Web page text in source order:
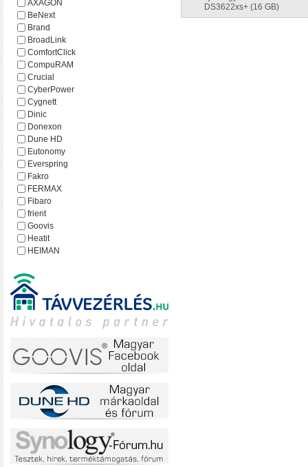
DS3622xs+ (16 GB)
AXAGON
BeNext
Brand
BroadLink
ComfortClick
CompuRAM
Crucial
CyberPower
Cygnett
Dinic
Donexon
Dune HD
Eutonomy
Everspring
Fakro
FERMAX
Fibaro
frient
Goovis
Heatit
HEIMAN
iEAST
Imperial
Incipio
Lejátszó.hu
Lince
Mean Well
MOHAnet
Nabu Casa
NEO
NEON
Nice
Noname
NorStone
NorthQ